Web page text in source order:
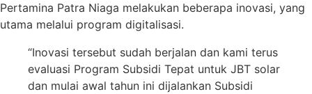
Pertamina Patra Niaga melakukan beberapa inovasi, yang
utama melalui program digitalisasi.
“Inovasi tersebut sudah berjalan dan kami terus
evaluasi Program Subsidi Tepat untuk JBT solar
dan mulai awal tahun ini dijalankan Subsidi